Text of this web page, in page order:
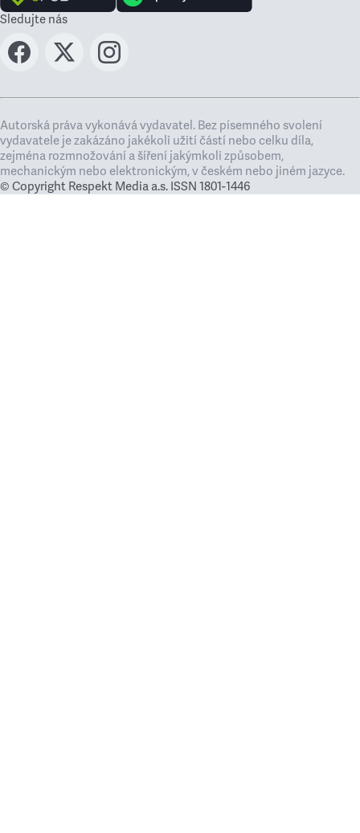
Sledujte nás
Autorská práva vykonává vydavatel. Bez písemného svolení
vydavatele je zakázáno jakékoli užití částí nebo celku díla,
zejména rozmnožování a šíření jakýmkoli způsobem,
mechanickým nebo elektronickým, v českém nebo jiném jazyce.
© Copyright Respekt Media a.s. ISSN 1801-1446